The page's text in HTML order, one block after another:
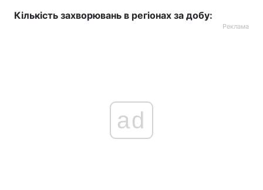
Кількість захворювань в регіонах за добу:
Реклама
ad